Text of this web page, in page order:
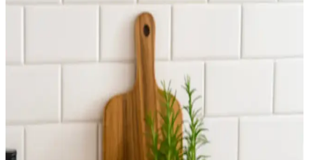
Klasör: Dayanıklı ve Fonksiyonel Ofis Çözümü
Noki markasının dayanıklı ve geniş kapasiteli plastik klasörü,
düzen sağlar, uzun ömürlü ve güvenlidir.
14Süs 350cc ve Genel Markalar 400cc Plastik Pet
Limonata Milkshake Bardakları Karşılaştırması
İki popüler plastik limonata bardağının boyut, kapak ve kalite
özelliklerini karşılaştırarak en uygun seçeneği belirlemenize
yardımcı oluyoruz.